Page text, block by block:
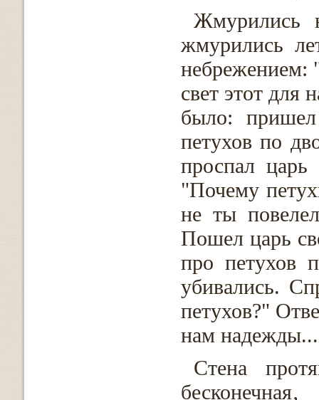
Жмурились
жмурились
небрежением:
свет этот для
было:
петухов по
проспал царь
"Почему
не ты
Пошел царь
про петухов
убивались.
петухов?"
нам
Стена